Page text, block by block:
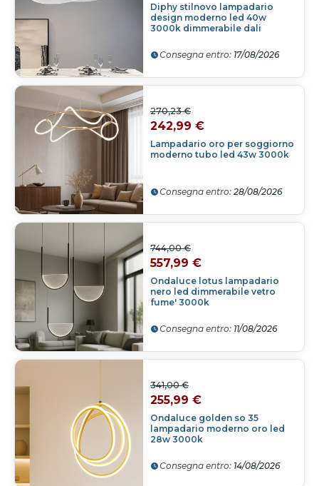
Diphy stilnovo lampadario
design moderno led 40w
3000k dimmerabile dali
Consegna entro: 17/08/2026
Lampadario oro per soggiorno
moderno tubo led 43w 3000k
270,23 €
242,99 €
Consegna entro: 28/08/2026
Ondaluce lotus lampadario
nero led dimmerabile vetro
fume' 3000k
744,00 €
557,99 €
Consegna entro: 11/08/2026
Ondaluce golden so 35
lampadario moderno oro led
28w 3000k
341,00 €
255,99 €
Consegna entro: 14/08/2026